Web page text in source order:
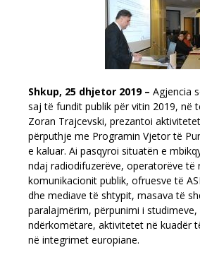
Shkup, 25 dhjetor 2019 – Agjencia
saj të fundit publik për vitin 2019, në
Zoran Trajcevski, prezantoi
përputhje me Programin Vjetor të
e kaluar. Ai pasqyroi situatën e
ndaj radiodifuzerëve, operatorëve të
komunikacionit publik, ofruesve të
dhe mediave të shtypit, masava të
paralajmërim, përpunimi i
ndërkomëtare, aktivitetet në kuadër
në integrimet europiane.